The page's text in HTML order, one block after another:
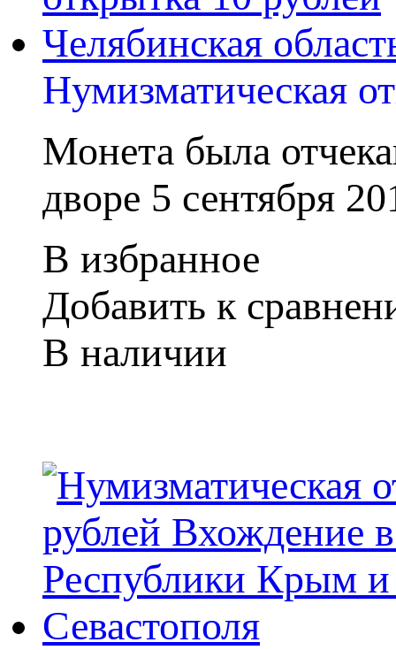
Нумизматическая
Монета была
дворе 5 сентября
В избранное
Добавить к
В наличии